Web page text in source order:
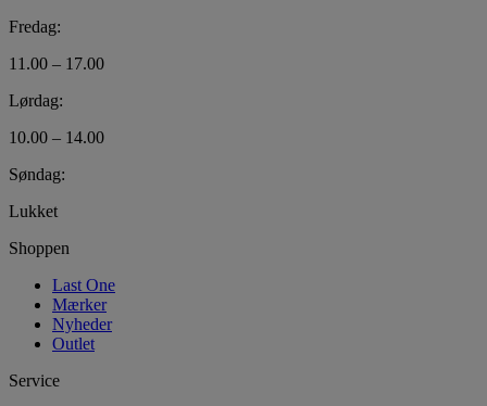
Fredag:
11.00 – 17.00
Lørdag:
10.00 – 14.00
Søndag:
Lukket
Shoppen
Last One
Mærker
Nyheder
Outlet
Service